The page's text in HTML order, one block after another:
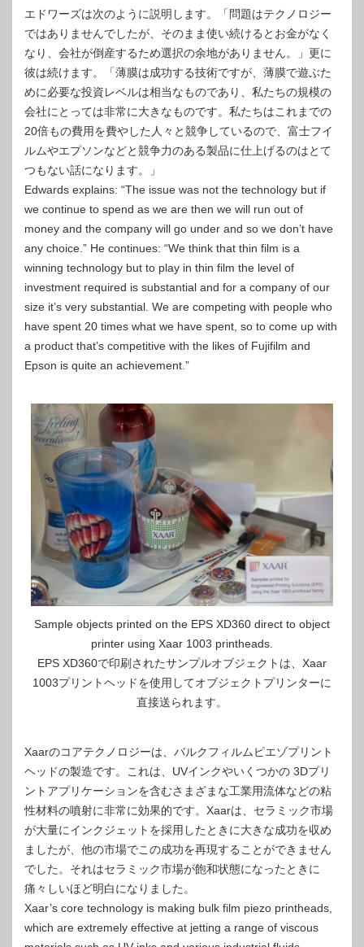
エドワーズは次のように説明します。「問題はテクノロジー
ではありませんでしたが、そのまま使い続けるとお金がなく
なり、会社が倒産するため選択の余地がありません。」更に
彼は続けます。「薄膜は成功する技術ですが、薄膜で遊ぶた
めに必要な投資レベルは相当なものであり、私たちの規模の
会社にとっては非常に大きなものです。私たちはこれまでの
20倍もの費用を費やした人々と競争しているので、富士フイ
ルムやエプソンなどと競争力のある製品に仕上げるのはとて
つもない話になります。」
Edwards explains: “The issue was not the technology but if
we continue to spend as we are then we will run out of
money and the company will go under and so we don’t have
any choice.” He continues: “We think that thin film is a
winning technology but to play in thin film the level of
investment required is substantial and for a company of our
size it’s very substantial. We are competing with people who
have spent 20 times what we have spent, so to come up with
a product that’s competitive with the likes of Fujifilm and
Epson is quite an achievement.”
Sample objects printed on the EPS XD360 direct to object
printer using Xaar 1003 printheads.
EPS XD360で印刷されたサンプルオブジェクトは、Xaar
1003プリントヘッドを使用してオブジェクトプリンターに
直接送られます。
Xaarのコアテクノロジーは、バルクフィルムピエゾプリント
ヘッドの製造です。これは、UVインクやいくつかの 3Dプリ
ントアプリケーションを含むさまざまな工業用流体などの粘
性材料の噴射に非常に効果的です。Xaarは、セラミック市場
が大量にインクジェットを採用したときに大きな成功を収め
ましたが、他の市場でこの成功を再現することができません
でした。それはセラミック市場が飽和状態になったときに
痛々しいほど明白になりました。
Xaar’s core technology is making bulk film piezo printheads,
which are extremely effective at jetting a range of viscous